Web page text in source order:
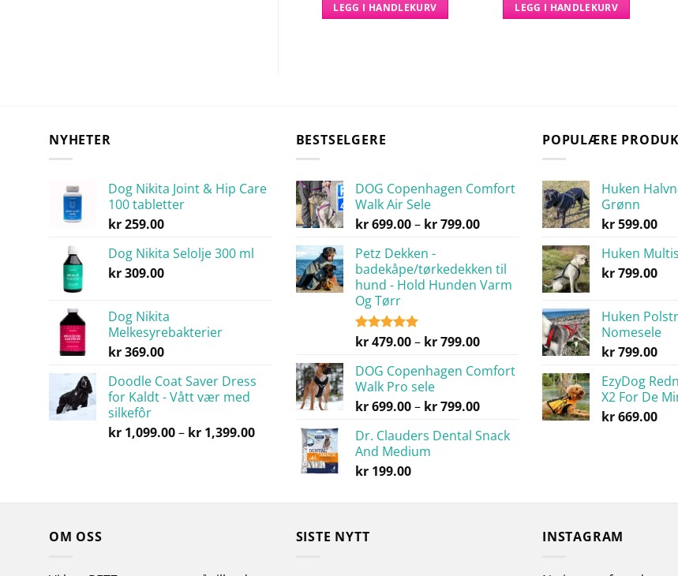
LEGG I HANDLEKURV LEGG I HANDLEKURV
NYHETER
Dog Nikita Joint & Hip Care
100 tabletter
kr259.00
Dog Nikita Selolje 300 ml
kr309.00
Dog Nikita
Melkesyrebakterier
kr369.00
Doodle Coat Saver Dress
for Kaldt - Vått vær med
silkefôr
kr 1,099.00– kr 1,399.00Prisområde:
kr 1,099.00
BESTSELGERE
DOG Copenhagen Comfort
Walk Air Sele
kr699.00 – kr799.00Prisområde:
kr 799.00
Petz Dekken -
badekåpe/tørkedekken til
hund - Hold Hunden Varm
Og Tørr
Vurdert
kr479.00 – kr799.00Prisområde:
til
DOG Copenhagen Comfort
Walk Pro sele
kr699.00 – kr799.00Prisområde:
til
Dr. Clauders Dental Snack
And Medium
kr199.00
POPULÆRE
Huken
Grønn
kr599.00
Huken
kr799.00
Huken
Nomesele
kr799.00
EzyDog
X2 For De
kr669.00
OM OSS SISTE NYTT INSTAGRAM